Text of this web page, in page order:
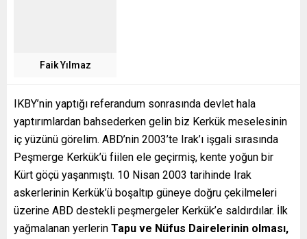
Faik Yılmaz
IKBY’nin yaptığı referandum sonrasında devlet hala
yaptırımlardan bahsederken gelin biz Kerkük meselesinin
iç yüzünü görelim. ABD’nin 2003’te Irak’ı işgali sırasında
Peşmerge Kerkük’ü fiilen ele geçirmiş, kente yoğun bir
Kürt göçü yaşanmıştı. 10 Nisan 2003 tarihinde Irak
askerlerinin Kerkük’ü boşaltıp güneye doğru çekilmeleri
üzerine ABD destekli peşmergeler Kerkük’e saldırdılar. İlk
yağmalanan yerlerin Tapu ve Nüfus Dairelerinin olması,